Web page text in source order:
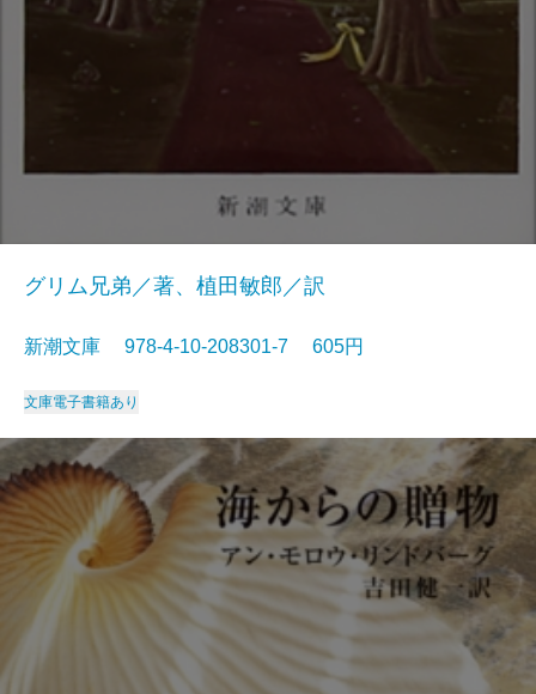
グリム兄弟／著、植田敏郎／訳
新潮文庫 978-4-10-208301-7 605円
文庫電子書籍あり